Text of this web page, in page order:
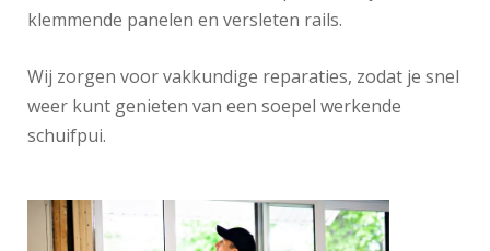
klemmende panelen en versleten rails.
Wij zorgen voor vakkundige reparaties, zodat je snel
weer kunt genieten van een soepel werkende
schuifpui.